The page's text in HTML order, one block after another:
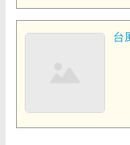
台